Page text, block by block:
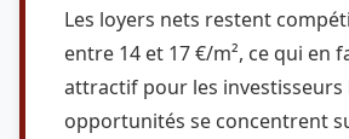
Les loyers nets restent
entre 14 et 17 €/m², ce qui en
attractif pour les investisseurs
opportunités se concentrent